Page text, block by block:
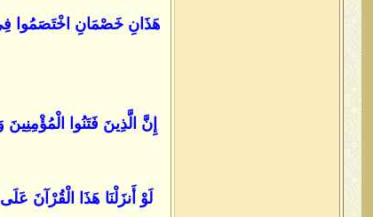
هَذَانِ خَصْمَانِ اخْتَصَمُوا
إِنَّ الَّذِينَ فَتَنُوا
لَوْ أَنزَلْنَا هَذَا الْقُرْآنَ